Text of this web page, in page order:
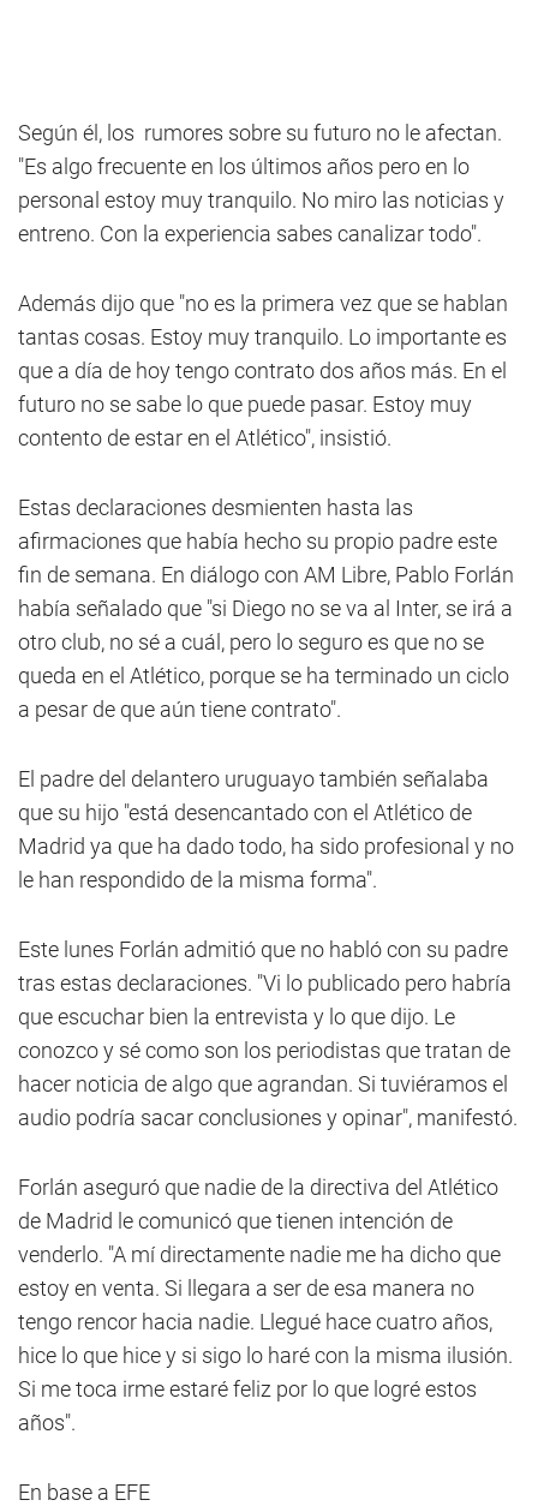
Según él, los rumores sobre su futuro no le afectan.
"Es algo frecuente en los últimos años pero en lo
personal estoy muy tranquilo. No miro las noticias y
entreno. Con la experiencia sabes canalizar todo".
Además dijo que "no es la primera vez que se hablan
tantas cosas. Estoy muy tranquilo. Lo importante es
que a día de hoy tengo contrato dos años más. En el
futuro no se sabe lo que puede pasar. Estoy muy
contento de estar en el Atlético", insistió.
Estas declaraciones desmienten hasta las
afirmaciones que había hecho su propio padre este
fin de semana. En diálogo con AM Libre, Pablo Forlán
había señalado que "si Diego no se va al Inter, se irá a
otro club, no sé a cuál, pero lo seguro es que no se
queda en el Atlético, porque se ha terminado un ciclo
a pesar de que aún tiene contrato".
El padre del delantero uruguayo también señalaba
que su hijo "está desencantado con el Atlético de
Madrid ya que ha dado todo, ha sido profesional y no
le han respondido de la misma forma".
Este lunes Forlán admitió que no habló con su padre
tras estas declaraciones. "Vi lo publicado pero habría
que escuchar bien la entrevista y lo que dijo. Le
conozco y sé como son los periodistas que tratan de
hacer noticia de algo que agrandan. Si tuviéramos el
audio podría sacar conclusiones y opinar", manifestó.
Forlán aseguró que nadie de la directiva del Atlético
de Madrid le comunicó que tienen intención de
venderlo. "A mí directamente nadie me ha dicho que
estoy en venta. Si llegara a ser de esa manera no
tengo rencor hacia nadie. Llegué hace cuatro años,
hice lo que hice y si sigo lo haré con la misma ilusión.
Si me toca irme estaré feliz por lo que logré estos
años".
En base a EFE